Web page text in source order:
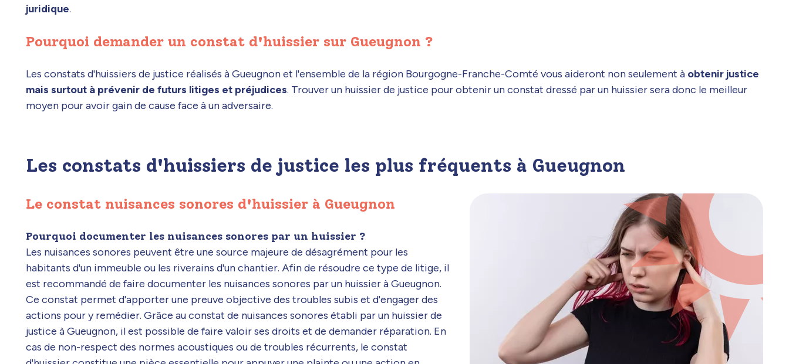
juridique.
Pourquoi demander un constat d'huissier sur Gueugnon ?
Les constats d'huissiers de justice réalisés à Gueugnon et l'ensemble de la région Bourgogne-Franche-Comté vous aideront non seulement à obtenir justice
mais surtout à prévenir de futurs litiges et préjudices. Trouver un huissier de justice pour obtenir un constat dressé par un huissier sera donc le meilleur
moyen pour avoir gain de cause face à un adversaire.
Les constats d'huissiers de justice les plus fréquents à Gueugnon
Le constat nuisances sonores d'huissier à Gueugnon
Pourquoi documenter les nuisances sonores par un huissier ?
Les nuisances sonores peuvent être une source majeure de désagrément pour les
habitants d'un immeuble ou les riverains d'un chantier. Afin de résoudre ce type de litige, il
est recommandé de faire documenter les nuisances sonores par un huissier à Gueugnon.
Ce constat permet d'apporter une preuve objective des troubles subis et d'engager des
actions pour y remédier. Grâce au constat de nuisances sonores établi par un huissier de
justice à Gueugnon, il est possible de faire valoir ses droits et de demander réparation. En
cas de non-respect des normes acoustiques ou de troubles récurrents, le constat